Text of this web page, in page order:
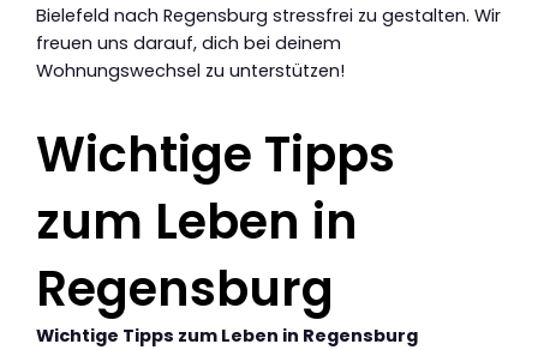
Bielefeld nach Regensburg stressfrei zu gestalten. Wir
freuen uns darauf, dich bei deinem
Wohnungswechsel zu unterstützen!
Wichtige Tipps
zum Leben in
Regensburg
Wichtige Tipps zum Leben in Regensburg